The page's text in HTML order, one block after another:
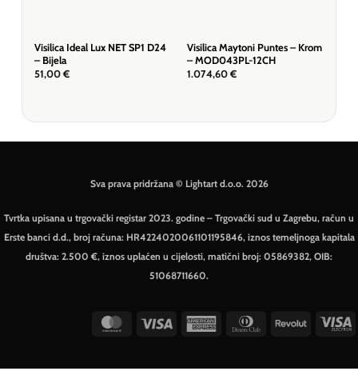
Visilica Ideal Lux NET SP1 D24
– Bijela
51,00 €
Visilica Maytoni Puntes – Krom
– MOD043PL-12CH
1.074,60 €
Sva prava pridržana © Lightart d.o.o. 2026
Tvrtka upisana u trgovački registar 2023. godine – Trgovački sud u Zagrebu, račun u
Erste banci d.d., broj računa: HR4224020061101195846, iznos temeljnoga kapitala
društva: 2.500 €, iznos uplaćen u cijelosti, matični broj: 05869382, OIB:
51068711660.
MasterCard
Visa
American
Dinners Revolut